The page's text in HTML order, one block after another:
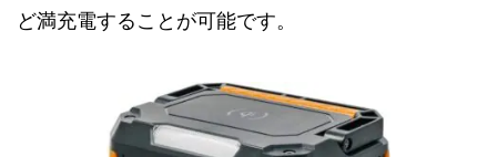
ど満充電することが可能です。